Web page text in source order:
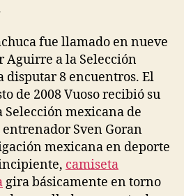
fue llamado en nueve
Aguirre a la Selección
disputar 8 encuentros. El
de 2008 Vuoso recibió su
mexicana de
Sven Goran
mexicana en deporte
camiseta
gira básicamente en torno